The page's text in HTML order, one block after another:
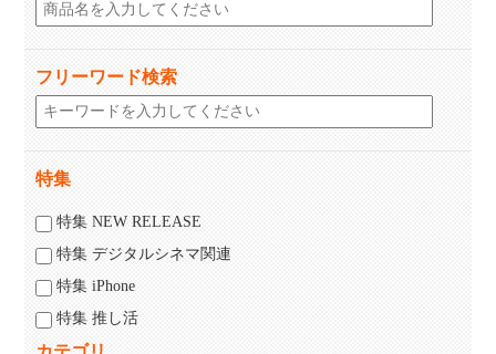
フリーワード検索
特集
特集 NEW RELEASE
特集 デジタルシネマ関連
特集 iPhone
特集 推し活